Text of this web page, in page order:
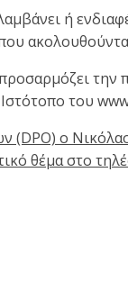
ή
του
(DPO) ο
θέμα στο